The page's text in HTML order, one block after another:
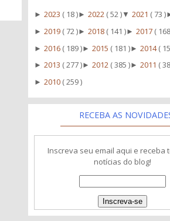
►2023 ( 18 )►2022 ( 52 ) ▼2021 ( 73 )
►2019 ( 72 )►2018 ( 141 )►2017 (
►2016 ( 189 )►2015 ( 181 )►2014(
►2013 ( 277 )►2012 ( 385 )►2011 (
►2010 ( 259 )
RECEBA AS
Inscreva seu email aqui e receba
notícias do blog!